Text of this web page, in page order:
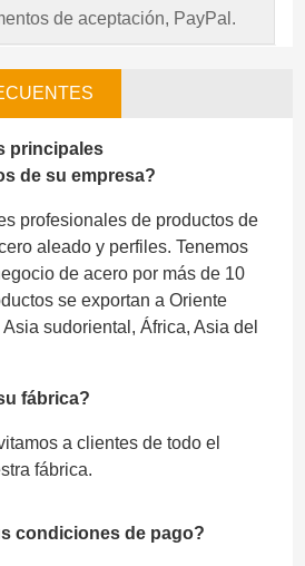
de aceptación, PayPal.
principales
de su empresa?
profesionales de productos de
aleado y perfiles. Tenemos
de acero por más de 10
se exportan a Oriente
sudoriental, África, Asia del
fábrica?
a clientes de todo el
fábrica.
condiciones de pago?